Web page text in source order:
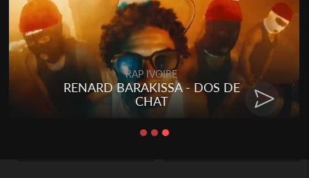
RAP IVOIRE
RENARD BARAKISSA - DOS DE
CHAT